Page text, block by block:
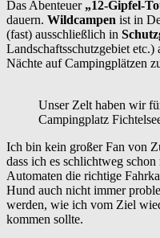
Das Abenteuer „12-Gipfel-
dauern. Wildcampen ist in
(fast) ausschließlich in
Landschaftsschutzgebiet
Nächte auf Campingplätzen
Unser Zelt haben wir
Campingplatz
Ich bin kein großer Fan von
dass ich es schlichtweg
Automaten die richtige
Hund auch nicht immer
werden, wie ich vom Ziel
kommen sollte.